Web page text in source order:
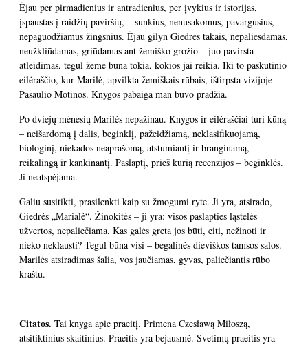
Ėjau per pirmadienius ir antradienius, per įvykius ir istorijas,
įspaustas į raidžių paviršių, – sunkius, nenusakomus, pavargusius,
nepaguodžiamus žingsnius. Ėjau gilyn Giedrės takais, nepaliesdamas,
neužkliūdamas, griūdamas ant žemiško grožio – juo pavirsta
atleidimas, tegul žemė būna tokia, kokios jai reikia. Iki to paskutinio
eilėraščio, kur Marilė, apvilkta žemiškais rūbais, ištirpsta vizijoje –
Pasaulio Motinos. Knygos pabaiga man buvo pradžia.
Po dviejų mėnesių Marilės nepažinau. Knygos ir eilėraščiai turi kūną
– neišardomą į dalis, beginklį, pažeidžiamą, neklasifikuojamą,
biologinį, niekados neaprašomą, atstumiantį ir branginamą,
reikalingą ir kankinantį. Paslaptį, prieš kurią recenzijos – beginklės.
Ji neatspėjama.
Galiu susitikti, prasilenkti kaip su žmogumi ryte. Ji yra, atsirado,
Giedrės „Marialė“. Žinokitės – ji yra: visos paslapties ląstelės
užvertos, nepaliečiama. Kas galės greta jos būti, eiti, nežinoti ir
nieko neklausti? Tegul būna visi – begalinės dieviškos tamsos salos.
Marilės atsiradimas šalia, vos jaučiamas, gyvas, paliečiantis rūbo
kraštu.
Citatos. Tai knyga apie praeitį. Primena Czesławą Miłoszą,
atsitiktinius skaitinius. Praeitis yra bejausmė. Svetimų praeitis yra